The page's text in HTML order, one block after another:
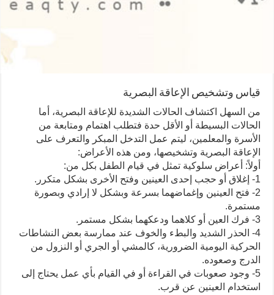
قياس وتشخيص الإعاقة البصرية
من السهل اكتشاف الحالات الشديدة للإعاقة البصرية، أما
الحالات البسيطة أو الأقل حدة فتطلب اهتمام ومتابعة من
الأسرة والمعلمين، ليتم عمل التدخل المبكر والتعرف على
الإعاقة البصرية وتشخيصها، ومن هذه الأعراض:
أولاً: أعراض سلوكية تمثل في قيام الطفل بكل من:
1- إغلاق أو حجب إحدى العينين وفتح الأخرى بشكل متكرر.
2- فتح العينين وإغماضهما بسرعة وبشكل لا إرادي وبصورة
مستمرة.
3- فرك العين أو كلاهما ودعكهما بشكل مستمر.
4- الحذر الشديد والبطء والخوف عند ممارسة بعض النشاطات
الحركية اليومية الضرورية، كالمشي أو الجري أو النزول من
الدرج وصعوده.
5- وجود صعوبات في القراءة أو في القيام بأي عمل يحتاج إلى
استخدام العينين عن قرب.